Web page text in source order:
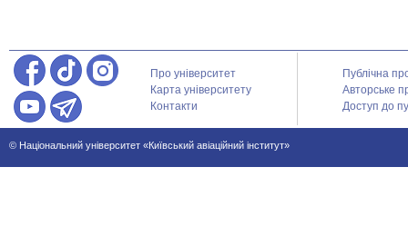
Про університет
Карта університету
Контакти
Публічна
Авторське
Доступ до
© Національний університет «Київський авіаційний інститут»